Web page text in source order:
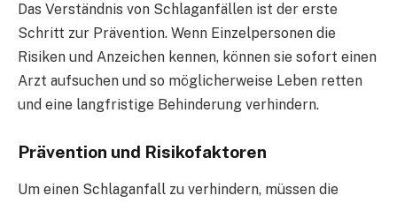
Das Verständnis von Schlaganfällen ist der erste
Schritt zur Prävention. Wenn Einzelpersonen die
Risiken und Anzeichen kennen, können sie sofort einen
Arzt aufsuchen und so möglicherweise Leben retten
und eine langfristige Behinderung verhindern.
Prävention und Risikofaktoren
Um einen Schlaganfall zu verhindern, müssen die